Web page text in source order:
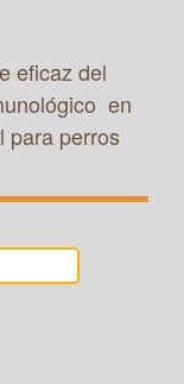
eficaz del
en
para perros